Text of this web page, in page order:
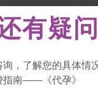
48 29
有疑
，了解您的具体情况
指南——《代孕》